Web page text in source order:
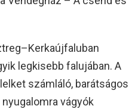
legkisebb falujában. A
számláló, barátságos
vágyók